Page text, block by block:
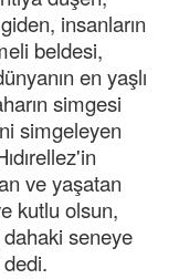
insanların
beldesi,
en yaşlı
simgesi
simgeleyen
ve yaşatan
kutlu olsun,
dahaki seneye